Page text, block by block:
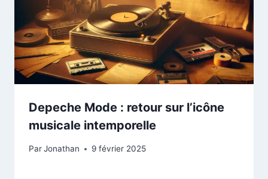
Depeche Mode : retour sur l’icône
musicale intemporelle
ParJonathan 9 février 2025